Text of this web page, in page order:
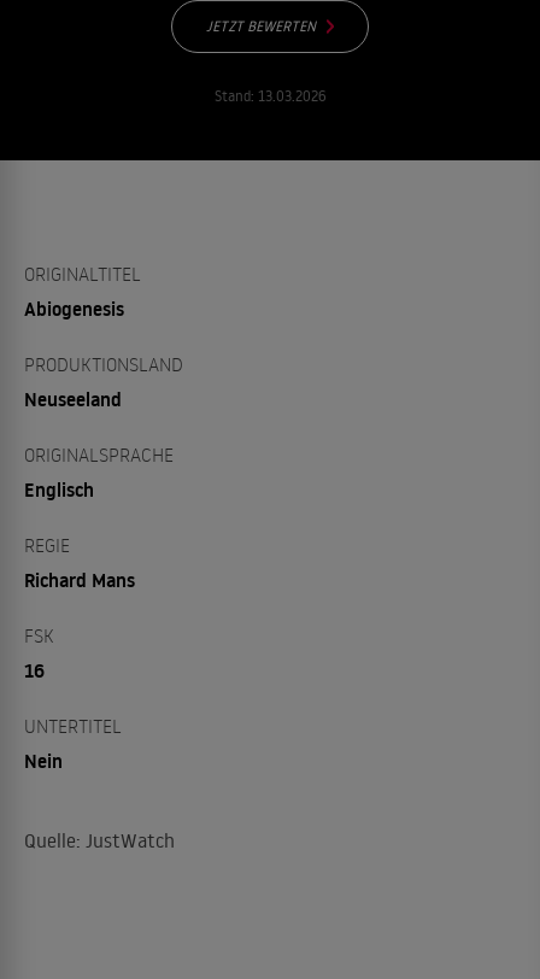
JETZT BEWERTEN
Stand: 13.03.2026
ORIGINALTITEL
Abiogenesis
PRODUKTIONSLAND
Neuseeland
ORIGINALSPRACHE
Englisch
REGIE
Richard Mans
FSK
16
UNTERTITEL
Nein
Quelle: JustWatch